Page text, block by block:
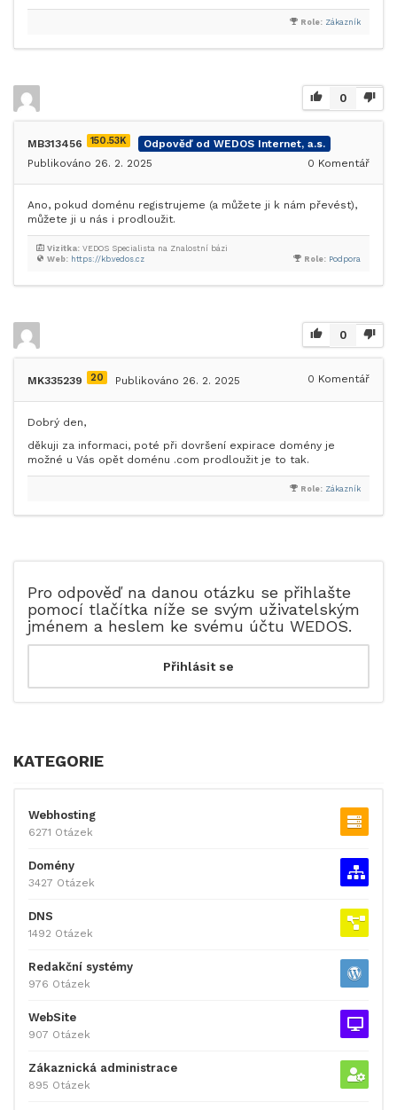
Role: Zákazník
0
MB313456 150.53K
Odpověď od WEDOS Internet, a.s.
Publikováno 26. 2. 2025
0 Komentář
Ano, pokud doménu registrujeme (a můžete ji k nám převést),
můžete ji u nás i prodloužit.
Role: Podpora
Web: https://kb.vedos.cz
Vizitka: VEDOS Specialista na Znalostní bázi
0
MK335239 20 Publikováno 26. 2. 2025 0 Komentář
Dobrý den,
děkuji za informaci, poté při dovršení expirace domény je
možné u Vás opět doménu .com prodloužit je to tak.
Role: Zákazník
Pro odpověď na danou otázku se přihlašte
pomocí tlačítka níže se svým uživatelským
jménem a heslem ke svému účtu WEDOS.
KATEGORIE
Webhosting
6271 Otázek
Domény
3427 Otázek
DNS
1492 Otázek
Redakční systémy
976 Otázek
WebSite
907 Otázek
Zákaznická administrace
895 Otázek